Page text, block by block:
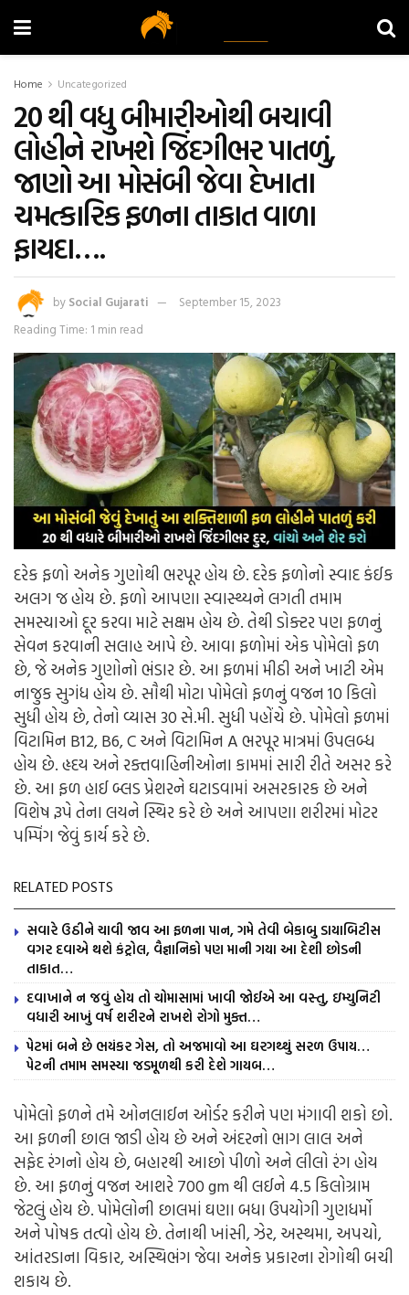
Home Uncategorized
20 થી વધુ બીમારીઓથી બચાવી
લોહીને રાખશે જિંદગીભર પાતળું,
જાણો આ મોસંબી જેવા દેખાતા
ચમત્કારિક ફળના તાકાત વાળા
ફાયદા….
by Social Gujarati
September 15, 2023
Reading Time: 1 min read
દરેક ફળો અનેક ગુણોથી ભરપૂર હોય છે. દરેક ફળોનો સ્વાદ કંઈક
અલગ જ હોય છે. ફળો આપણા સ્વાસ્થ્યને લગતી તમામ
સમસ્યાઓ દૂર કરવા માટે સક્ષમ હોય છે. તેથી ડોક્ટર પણ ફળનું
સેવન કરવાની સલાહ આપે છે. આવા ફળોમાં એક પોમેલો ફળ
છે, જે અનેક ગુણોનો ભંડાર છે. આ ફળમાં મીઠી અને ખાટી એમ
નાજુક સુગંધ હોય છે. સૌથી મોટા પોમેલો ફળનું વજન 10 કિલો
સુધી હોય છે, તેનો વ્યાસ 30 સે.મી. સુધી પહોંચે છે. પોમેલો ફળમાં
વિટામિન B12, B6, C અને વિટામિન A ભરપૂર માત્રમાં ઉપલબ્ધ
હોય છે.હૃદય અને રક્તવાહિનીઓના કામમાં સારી રીતે અસર કરે
છે. આ ફળ હાઈ બ્લડ પ્રેશરને ઘટાડવામાં અસરકારક છે અને
વિશેષ રૂપે તેના લયને સ્થિર કરે છે અને આપણા શરીરમાં મોટર
પમ્પિંગ જેવું કાર્ય કરે છે.
RELATED POSTS
સવારે ઉઠીને ચાવી જાવ આ ફળના પાન, ગમે તેવી બેકાબુ ડાયાબિટીસ
વગર દવાએ થશે કંટ્રોલ, વૈજ્ઞાનિકો પણ માની ગયા આ દેશી છોડની
તાકાત…
દવાખાને ન જવું હોય તો ચોમાસામાં ખાવી જોઈએ આ વસ્તુ, ઇમ્યુનિટી
વધારી આખું વર્ષ શરીરને રાખશે રોગો મુક્ત…
પેટમાં બને છે ભયંકર ગેસ, તો અજમાવો આ ઘરગથ્થું સરળ ઉપાય…
પેટની તમામ સમસ્યા જડમૂળથી કરી દેશે ગાયબ…
પોમેલો ફળને તમે ઓનલાઈન ઓર્ડર કરીને પણ મંગાવી શકો છો.
આ ફળની છાલ જાડી હોય છે અને અંદરનો ભાગ લાલ અને
સફેદ રંગનો હોય છે, બહારથી આછો પીળો અને લીલો રંગ હોય
છે. આ ફળનું વજન આશરે 700 gm થી લઈને 4.5 કિલોગ્રામ
જેટલું હોય છે. પોમેલોની છાલમાં ઘણા બધા ઉપયોગી ગુણધર્મો
અને પોષક તત્વો હોય છે. તેનાથી ખાંસી, ઝેર, અસ્થમા, અપચો,
આંતરડાના વિકાર, અસ્થિભંગ જેવા અનેક પ્રકારના રોગોથી બચી
શકાય છે.